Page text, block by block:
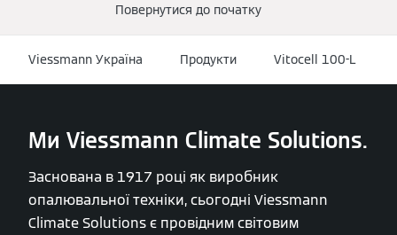
Повернутися до початку
Viessmann Україна Продукти Vitocell 100-L
Ми Viessmann Climate Solutions.
Заснована в 1917 році як виробник
опалювальної техніки, сьогодні Viessmann
Climate Solutions є провідним світовим